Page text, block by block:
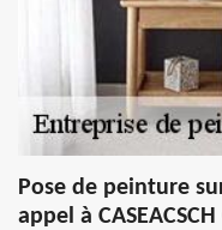
Pose de peinture
appel à